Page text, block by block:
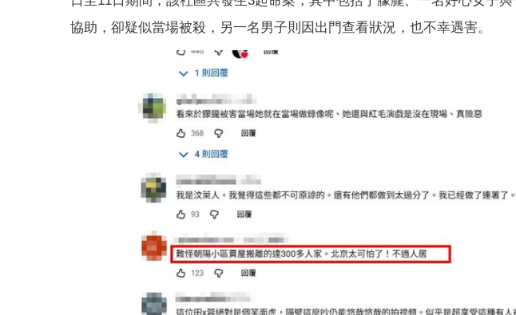
協助，卻疑似當場被殺，另一名男子則因出門查看狀況，也不幸遇害。